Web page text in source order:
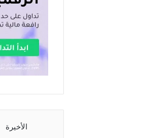
الأخيرة